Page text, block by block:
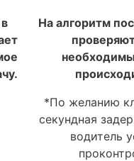
На алгоритм
*По желанию
секундная
водитель